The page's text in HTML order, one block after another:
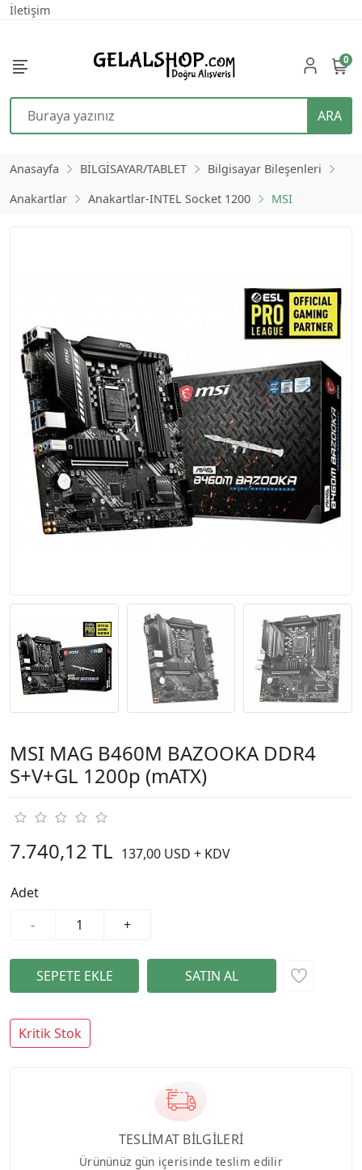
İletişim
ARA
0
Anasayfa BİLGİSAYAR/TABLET
Bilgisayar Bileşenleri
Anakartlar
Anakartlar-INTEL Socket 1200 MSI
MSI MAG B460M BAZOOKA DDR4
S+V+GL 1200p (mATX)
7.740,12 TL 137,00 USD + KDV
Adet
-
+
Kritik Stok
TESLİMAT BİLGİLERİ
Ürününüz gün içerisinde teslim edilir